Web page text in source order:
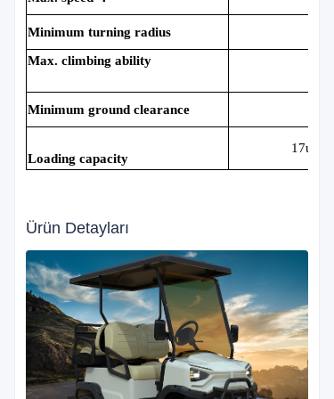
Minimum turning radius
Max. climbing ability
Minimum ground clearance
Loading capacity
Ürün Detayları